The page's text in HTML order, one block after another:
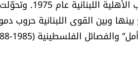
مهّدت الطريق
وبين القوى اللبنانية حروب
(1985-1988)، والتي أودت بحياة الآلاف.